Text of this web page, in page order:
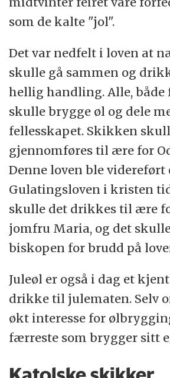
som de kalte "jol".
Det var nedfelt i loven at
skulle gå sammen og
hellig handling. Alle, både
skulle brygge øl og dele
fellesskapet. Skikken
gjennomføres til ære for
Denne loven ble videreført
Gulatingsloven i kristen
skulle det drikkes til ære
jomfru Maria, og det
biskopen for brudd på
Juleøl er også i dag et
drikke til julematen. Selv
økt interesse for
færreste som brygger sitt